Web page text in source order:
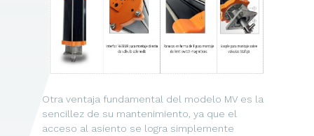
Otra ventaja fundamental del modelo MV es la
sencillez de su mantenimiento, ya que el
acceso al asiento se logra simplemente